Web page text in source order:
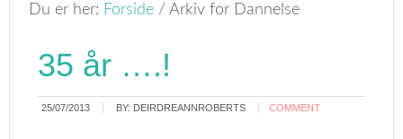
Du er her: Forside / Arkiv for Dannelse
35 år ….!
25/07/2013 BY: DEIRDREANNROBERTS COMMENT